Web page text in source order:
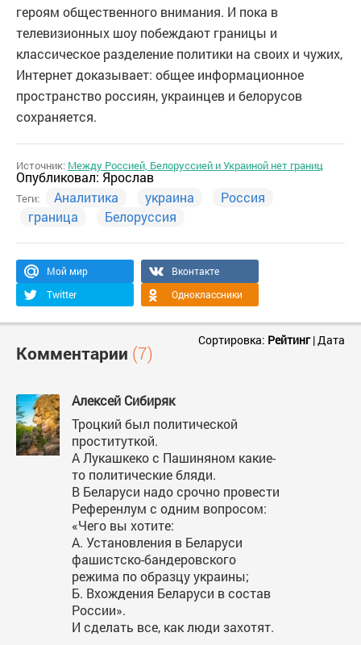
героям общественного внимания. И пока в
телевизионных шоу побеждают границы и
классическое разделение политики на своих и чужих,
Интернет доказывает: общее информационное
пространство россиян, украинцев и белорусов
сохраняется.
Источник: Между Россией, Белоруссией и Украиной нет границ
Опубликовал: Ярослав
Теги: Аналитика украина
Россия
граница
Белоруссия
Мой мир
Вконтакте
Twitter
Одноклассники
Комментарии (7)
Сортировка: Рейтинг|Дата
Алексей Сибиряк
Троцкий был политической
проституткой.
А Лукашкеко с Пашиняном какие-
то политические бляди.
В Беларуси надо срочно провести
Референлум с одним вопросом:
«Чего вы хотите:
А. Установления в Беларуси
фашистско-бандеровского
режима по образцу украины;
Б. Вхождения Беларуси в состав
России».
И сделать все, как люди захотят.